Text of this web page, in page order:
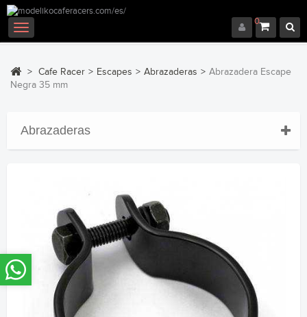
0
Navegación
Toggle
> Cafe Racer > Escapes > Abrazaderas > Abrazadera Escape
Negra 35 mm
Abrazaderas